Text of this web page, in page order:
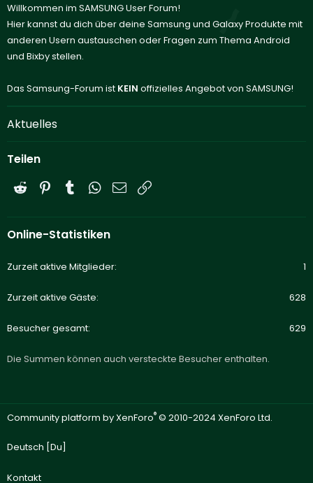
Willkommen im SAMSUNG User Forum!
Hier kannst du dich über deine Samsung und Galaxy Produkte mit
anderen Usern austauschen oder Fragen zum Thema Android
und Bixby stellen.
Das Samsung-Forum ist KEIN offizielles Angebot von SAMSUNG!
Aktuelles
Teilen
Reddit PinterestTumblrWhatsApp
E-Mail
Online-Statistiken
Zurzeit aktive Mitglieder 1
Zurzeit aktive Gäste 628
Besucher gesamt 629
Die Summen können auch versteckte Besucher enthalten.
Community platform by XenForo® © 2010-2024 XenForo Ltd.
Deutsch [Du]
Kontakt